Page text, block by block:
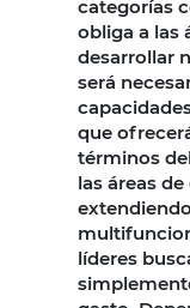
categorías
obliga a las
desarrollar
será
que
términos
las áreas
líderes